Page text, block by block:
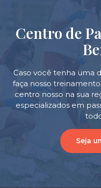
Centro de
Caso você tenha uma
faça nosso
centro nosso na sua
especializados em
Seja